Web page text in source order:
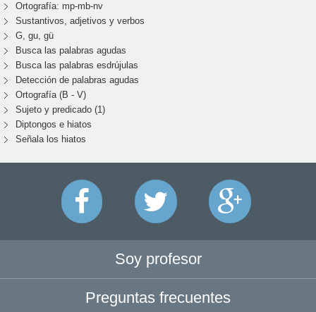
Ortografía: mp-mb-nv
Sustantivos, adjetivos y verbos
G, gu, gü
Busca las palabras agudas
Busca las palabras esdrújulas
Detección de palabras agudas
Ortografía (B - V)
Sujeto y predicado (1)
Diptongos e hiatos
Señala los hiatos
Soy profesor
Preguntas frecuentes